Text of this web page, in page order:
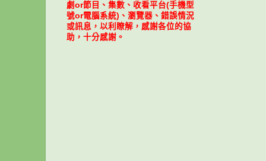
劇or節目、集數、收看平台(手機型
號or電腦系統)、瀏覽器、錯誤情況
或訊息，以利瞭解，感謝各位的協
助，十分感謝。